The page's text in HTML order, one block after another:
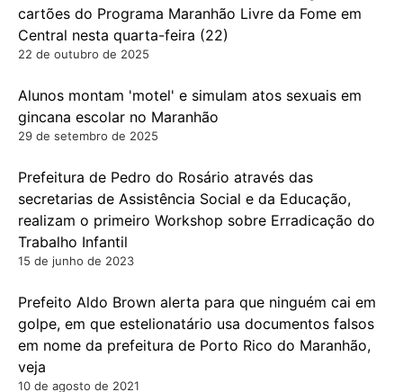
cartões do Programa Maranhão Livre da Fome em
Central nesta quarta-feira (22)
22 de outubro de 2025
Alunos montam 'motel' e simulam atos sexuais em
gincana escolar no Maranhão
29 de setembro de 2025
Prefeitura de Pedro do Rosário através das
secretarias de Assistência Social e da Educação,
realizam o primeiro Workshop sobre Erradicação do
Trabalho Infantil
15 de junho de 2023
Prefeito Aldo Brown alerta para que ninguém cai em
golpe, em que estelionatário usa documentos falsos
em nome da prefeitura de Porto Rico do Maranhão,
veja
10 de agosto de 2021